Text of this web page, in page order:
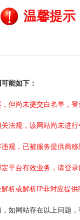
温馨提示
能如下：
但尚未提交白名单，
法规，该网站尚未进
规，已被服务提供商
平台有效业务，请登
析或解析IP非对应提
如网站存在以上问题